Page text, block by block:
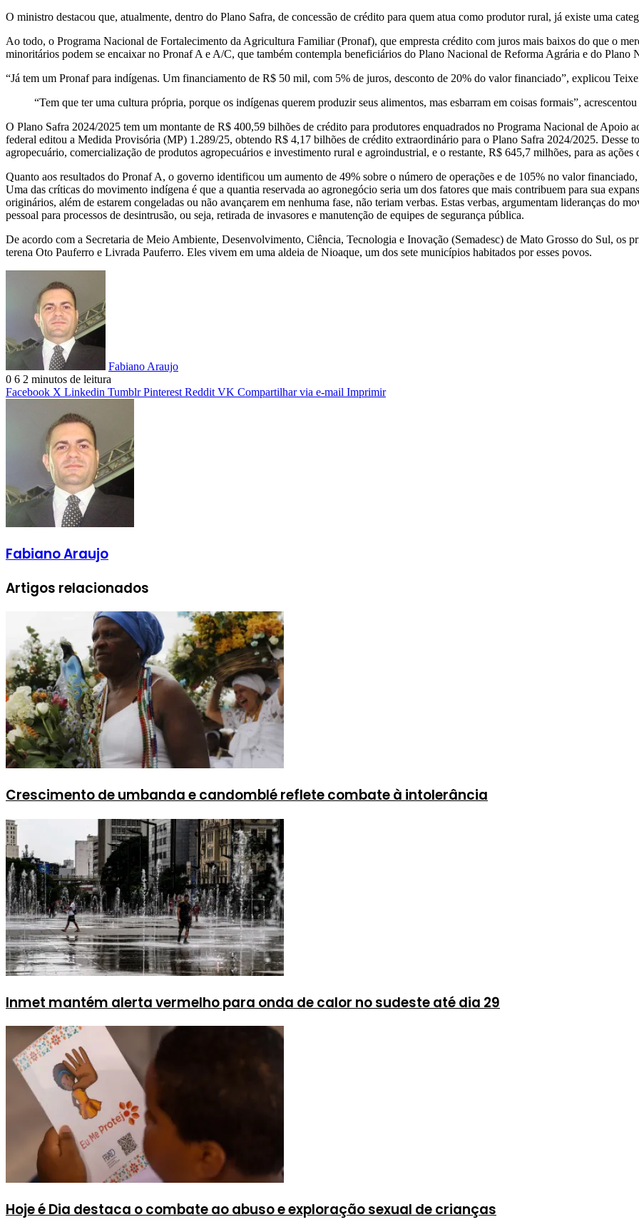
O ministro destacou que, atualmente, dentro do Plano Safra, de concessão de crédito para quem atua como produtor rural, já existe uma
Ao todo, o Programa Nacional de Fortalecimento da Agricultura Familiar (Pronaf), que empresta crédito com juros mais baixos do que o
minoritários podem se encaixar no Pronaf A e A/C, que também contempla beneficiários do Plano Nacional de Reforma Agrária e do Plano
“Já tem um Pronaf para indígenas. Um financiamento de R$ 50 mil, com 5% de juros, desconto de 20% do valor financiado”, explicou
“Tem que ter uma cultura própria, porque os indígenas querem produzir seus alimentos, mas esbarram em coisas formais”,
O Plano Safra 2024/2025 tem um montante de R$ 400,59 bilhões de crédito para produtores enquadrados no Programa Nacional de
federal editou a Medida Provisória (MP) 1.289/25, obtendo R$ 4,17 bilhões de crédito extraordinário para o Plano Safra 2024/2025. Desse
agropecuário, comercialização de produtos agropecuários e investimento rural e agroindustrial, e o restante, R$ 645,7 milhões, para as ações
Quanto aos resultados do Pronaf A, o governo identificou um aumento de 49% sobre o número de operações e de 105% no valor financiado,
Uma das críticas do movimento indígena é que a quantia reservada ao agronegócio seria um dos fatores que mais contribuem para sua
originários, além de estarem congeladas ou não avançarem em nenhuma fase, não teriam verbas. Estas verbas, argumentam lideranças do
pessoal para processos de desintrusão, ou seja, retirada de invasores e manutenção de equipes de segurança pública.
De acordo com a Secretaria de Meio Ambiente, Desenvolvimento, Ciência, Tecnologia e Inovação (Semadesc) de Mato Grosso do Sul, os
terena Oto Pauferro e Livrada Pauferro. Eles vivem em uma aldeia de Nioaque, um dos sete municípios habitados por esses povos.
Fabiano Araujo
0 6 2 minutos de leitura
Facebook X Linkedin Tumblr Pinterest Reddit VK Compartilhar via e-mail Imprimir
Fabiano Araujo
Artigos relacionados
Crescimento de umbanda e candomblé reflete combate à intolerância
Inmet mantém alerta vermelho para onda de calor no sudeste até dia 29
Hoje é Dia destaca o combate ao abuso e exploração sexual de crianças